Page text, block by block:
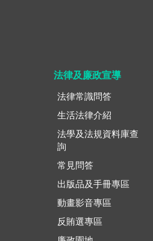
法律及廉政宣導
法律常識問答
生活法律介紹
法學及法規資料庫查
詢
常見問答
出版品及手冊專區
動畫影音專區
反賄選專區